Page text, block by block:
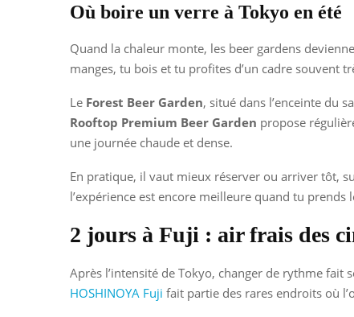
Où boire un verre à Tokyo en été
Quand la chaleur monte, les beer gardens
manges, tu bois et tu profites d’un cadre souvent
Le Forest Beer Garden, situé dans l’enceinte du
Rooftop Premium Beer Garden propose
une journée chaude et dense.
En pratique, il vaut mieux réserver ou arriver tôt,
l’expérience est encore meilleure quand tu prends
2 jours à Fuji : air frais des
Après l’intensité de Tokyo, changer de rythme
HOSHINOYA Fuji fait partie des rares endroits où